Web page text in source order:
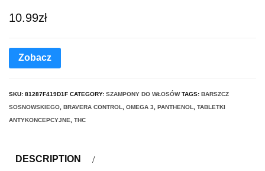
10.99zł
Zobacz
SKU: 81287F419D1F CATEGORY: SZAMPONY DO WŁOSÓW TAGS: BARSZCZ
SOSNOWSKIEGO, BRAVERA CONTROL, OMEGA 3, PANTHENOL, TABLETKI
ANTYKONCEPCYJNE, THC
DESCRIPTION